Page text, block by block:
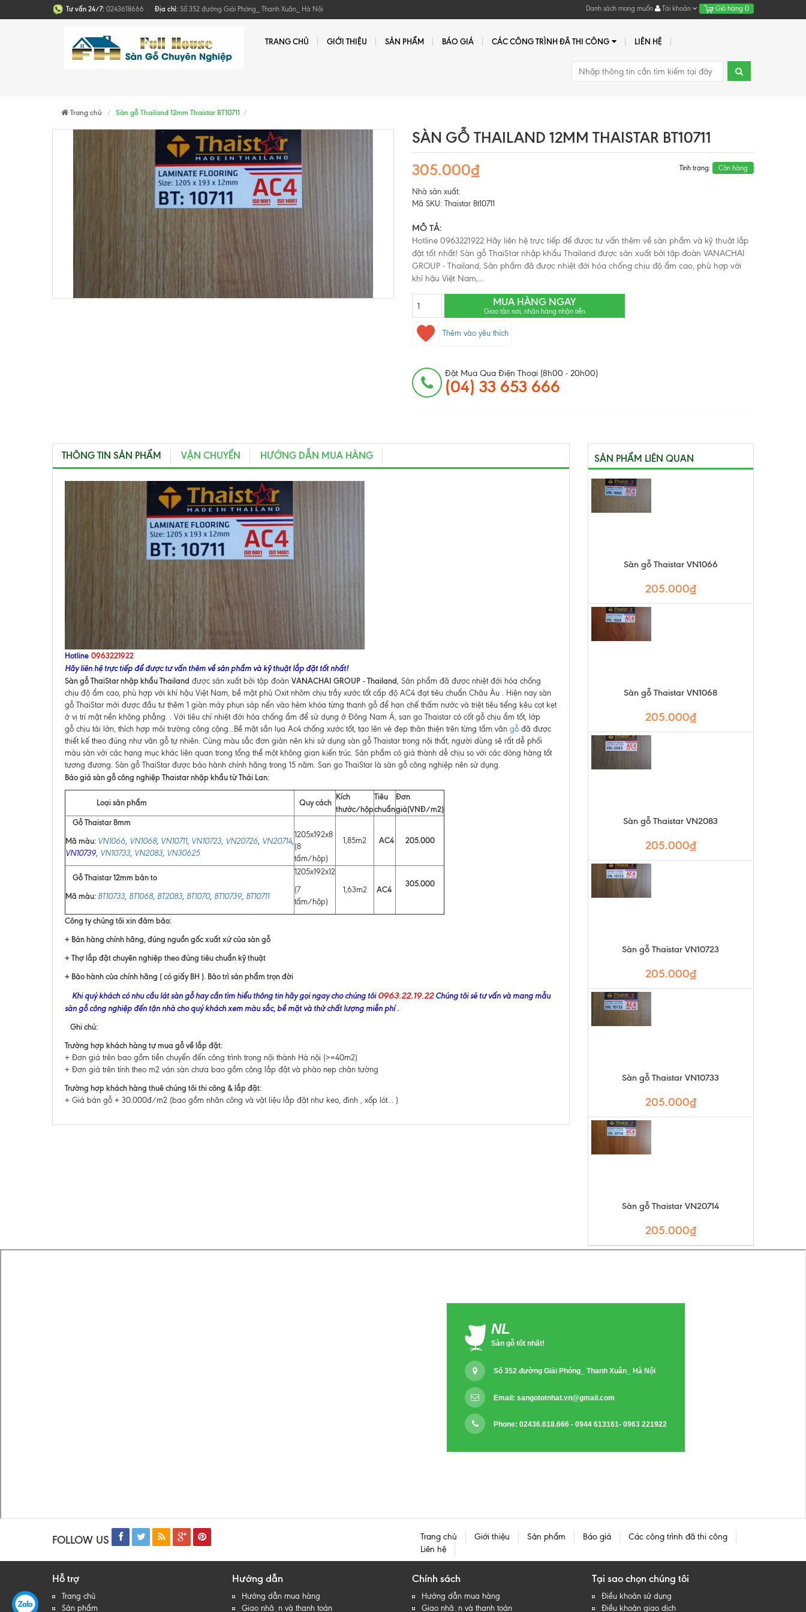
Tư vấn 24/7: 0243618666 Địa chỉ: Số 352 đường Giải Phóng_ Thanh Xuân_ Hà Nội Danh sách mong muốn Tài khoản Giỏ hàng 0
TRANG CHỦ GIỚI THIỆU SẢN PHẨM BÁO GIÁ CÁC CÔNG TRÌNH ĐÃ THI CÔNG LIÊN HỆ
Trang chủ Sàn gỗ Thailand 12mm Thaistar BT10711
SÀN GỖ THAILAND 12MM THAISTAR BT10711
305.000₫
Tình trạng: Còn hàng
Nhà sản xuất:
Mã SKU: Thaistar Bt10711
MÔ TẢ:
Hotline 0963221922 Hãy liên hệ trực tiếp để được tư vấn thêm về sản phẩm và kỹ thuật lắp
đặt tốt nhất! Sàn gỗ ThaiStar nhập khẩu Thailand được sản xuất bởi tập đoàn VANACHAI
GROUP - Thailand, Sản phẩm đã được nhiệt đới hóa chống chịu độ ẩm cao, phù hợp với
khí hậu Việt Nam,...
MUA HÀNG NGAY
Giao tận nơi, nhận hàng nhận tiền
Thêm vào yêu thích
Đặt Mua Qua Điện Thoại (8h00 - 20h00)
(04) 33 653 666
THÔNG TIN SẢN PHẨM VẬN CHUYỂN HƯỚNG DẪN MUA HÀNG
Hotline 0963221922
Hãy liên hệ trực tiếp để được tư vấn thêm về sản phẩm và kỹ thuật lắp đặt tốt nhất!
Sàn gỗ ThaiStar nhập khẩu Thailand được sản xuất bởi tập đoàn VANACHAI GROUP - Thailand, Sản phẩm đã được nhiệt đới hóa chống
chịu độ ẩm cao, phù hợp với khí hậu Việt Nam, bề mặt phủ Oxit nhôm chịu trầy xước tốt cấp độ AC4 đạt tiêu chuẩn Châu Âu . Hiện nay sàn
gỗ ThaiStar mới được đầu tư thêm 1 giàn máy phun sáp nến vào hèm khóa từng thanh gỗ để hạn chế thấm nước và triệt tiêu tiếng kêu cọt kẹt
ở vị trí mặt nền không phẳng. . Với tiêu chí nhiệt đới hóa chống ẩm để sử dụng ở Đông Nam Á, san go Thaistar có cốt gỗ chịu ẩm tốt, lớp
gỗ chịu tải lớn, thích hợp môi trường công cộng...Bề mặt sần lụa Ac4 chống xước tốt, tạo lên vẻ đẹp thân thiện trên từng tấm vân gỗ đã được
thiết kế theo đúng như vân gỗ tự nhiên. Cùng màu sắc đơn giản nên khi sử dụng sàn gỗ Thaistar trong nội thất, người dùng sẽ rất dễ phối
màu sàn với các hạng mục khác liên quan trong tổng thể một không gian kiến trúc. Sản phẩm có giá thành dễ chịu so với các dòng hàng tốt
tương đương. Sàn gỗ ThaiStar được bảo hành chính hãng trong 15 năm. San go ThaiStar là sàn gỗ công nghiệp nên sử dụng.
Báo giá sàn gỗ công nghiệpThaistarnhập khẩu từ Thái Lan:
Loại sản phẩm Quy cách
Kích
thước/hộp
Tiêu
chuẩn
Đơn
giá(VNĐ/m2)
Gỗ Thaistar 8mm
Mã màu: VN1066, VN1068, VN10711, VN10723, VN20726, VN20714,
VN10739, VN10733, VN2083, VN30625
1205x192x8
(8
tấm/hộp)
1,85m2 AC4 205.000
Gỗ Thaistar 12mm bản to
Mã màu: BT10733, BT1068, BT2083, BT1070, BT10739, BT10711
1205x192x12
(7
tấm/hộp)
1,63m2 AC4
305.000
Công ty chúng tôi xin đảm bảo:
+ Bán hàng chính hãng, đúng nguồn gốc xuất xứ của sàn gỗ
+ Thợ lắp đặt chuyên nghiệp theo đúng tiêu chuẩn kỹ thuật
+ Bảo hành của chính hãng ( có giấy BH ). Bảo trì sản phẩm trọn đời
Khi quý khách có nhu cầu lát sàn gỗ hay cần tìm hiểu thông tin hãy gọi ngay cho chúng tôi 0963.22.19.22 Chúng tôi sẽ tư vấn và mang mẫu
sàn gỗ công nghiệp đến tận nhà cho quý khách xem màu sắc, bề mặt và thử chất lượng miễn phí .
Ghi chú:
Trường hợp khách hàng tự mua gỗ về lắp đặt:
+ Đơn giá trên bao gồm tiền chuyển đến công trình trong nội thành Hà nội (>=40m2)
+ Đơn giá trên tính theo m2 ván sàn chưa bao gồm công lắp đặt và phào nẹp chân tường
Trường hợp khách hàng thuê chúng tôi thi công & lắp đặt:
+ Giá bán gỗ + 30.000đ/m2 (bao gồm nhân công và vật liệu lắp đặt như keo, đinh , xốp lót… )
SẢN PHẨM LIÊN QUAN
Sàn gỗ Thaistar VN1066
205.000₫
Sàn gỗ Thaistar VN1068
205.000₫
Sàn gỗ Thaistar VN2083
205.000₫
Sàn gỗ Thaistar VN10723
205.000₫
Sàn gỗ Thaistar VN10733
205.000₫
Sàn gỗ Thaistar VN20714
205.000₫
NL
Sàn gỗ tốt nhất!
Số 352 đường Giải Phóng_ Thanh Xuân_ Hà Nội
Email:sangototnhat.vn@gmail.com
Phone: 02436.618.666 - 0944 613161- 0963 221922
FOLLOW US Trang chủ Giới thiệu Sản phẩm Báo giá
Các công trình đã thi công
Liên hệ
Hỗ trợ
Trang chủ
Sản phẩm
Hướng dẫn
Hướng dẫn mua hàng
Giao nhận và thanh toán
Chính sách
Hướng dẫn mua hàng
Giao nhận và thanh toán
Tại sao chọn chúng tôi
Điều khoản sử dụng
Điều khoản giao dịch